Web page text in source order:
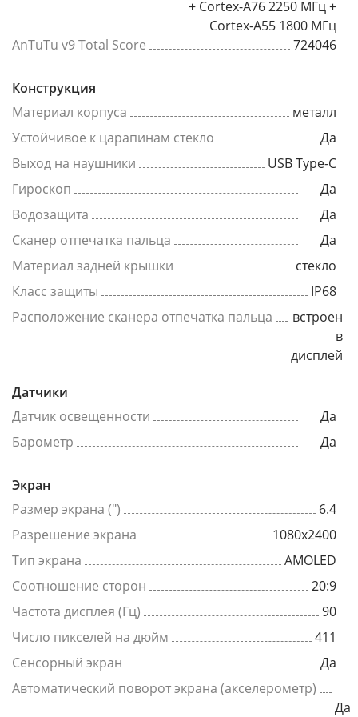
+ Cortex-A76 2250 МГц +
Cortex-A55 1800 МГц
AnTuTu v9 Total Score
724046
Конструкция
Материал корпуса
металл
Устойчивое к царапинам стекло
Да
Выход на наушники
USB Type-C
Гироскоп
Да
Водозащита
Да
Сканер отпечатка пальца
Да
Материал задней крышки
стекло
Класс защиты
IP68
Расположение сканера отпечатка пальца
встроен
в
дисплей
Датчики
Датчик освещенности
Да
Барометр
Да
Экран
Размер экрана (")
6.4
Разрешение экрана
1080x2400
Тип экрана
AMOLED
Соотношение сторон
20:9
Частота дисплея (Гц)
90
Число пикселей на дюйм
411
Сенсорный экран
Да
Автоматический поворот экрана (акселерометр)
Да